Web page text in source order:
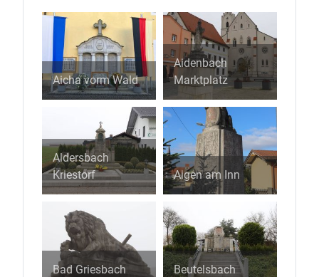
Aicha vorm Wald
Aidenbach
Marktplatz
Aldersbach
Kriestorf
Aigen am Inn
Bad Griesbach Beutelsbach